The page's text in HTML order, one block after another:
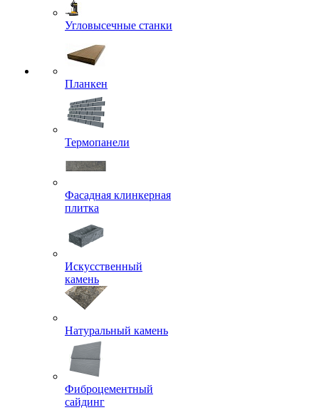
Угловысечные станки
Планкен
Термопанели
Фасадная клинкерная
плитка
Искусственный
камень
Натуральный камень
Фиброцементный
сайдинг